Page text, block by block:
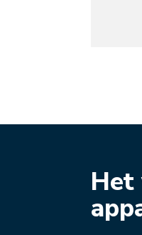
Het